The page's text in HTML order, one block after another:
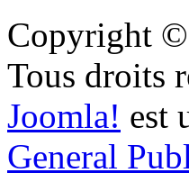
Copyright ©
Tous droits
Joomla! est
General